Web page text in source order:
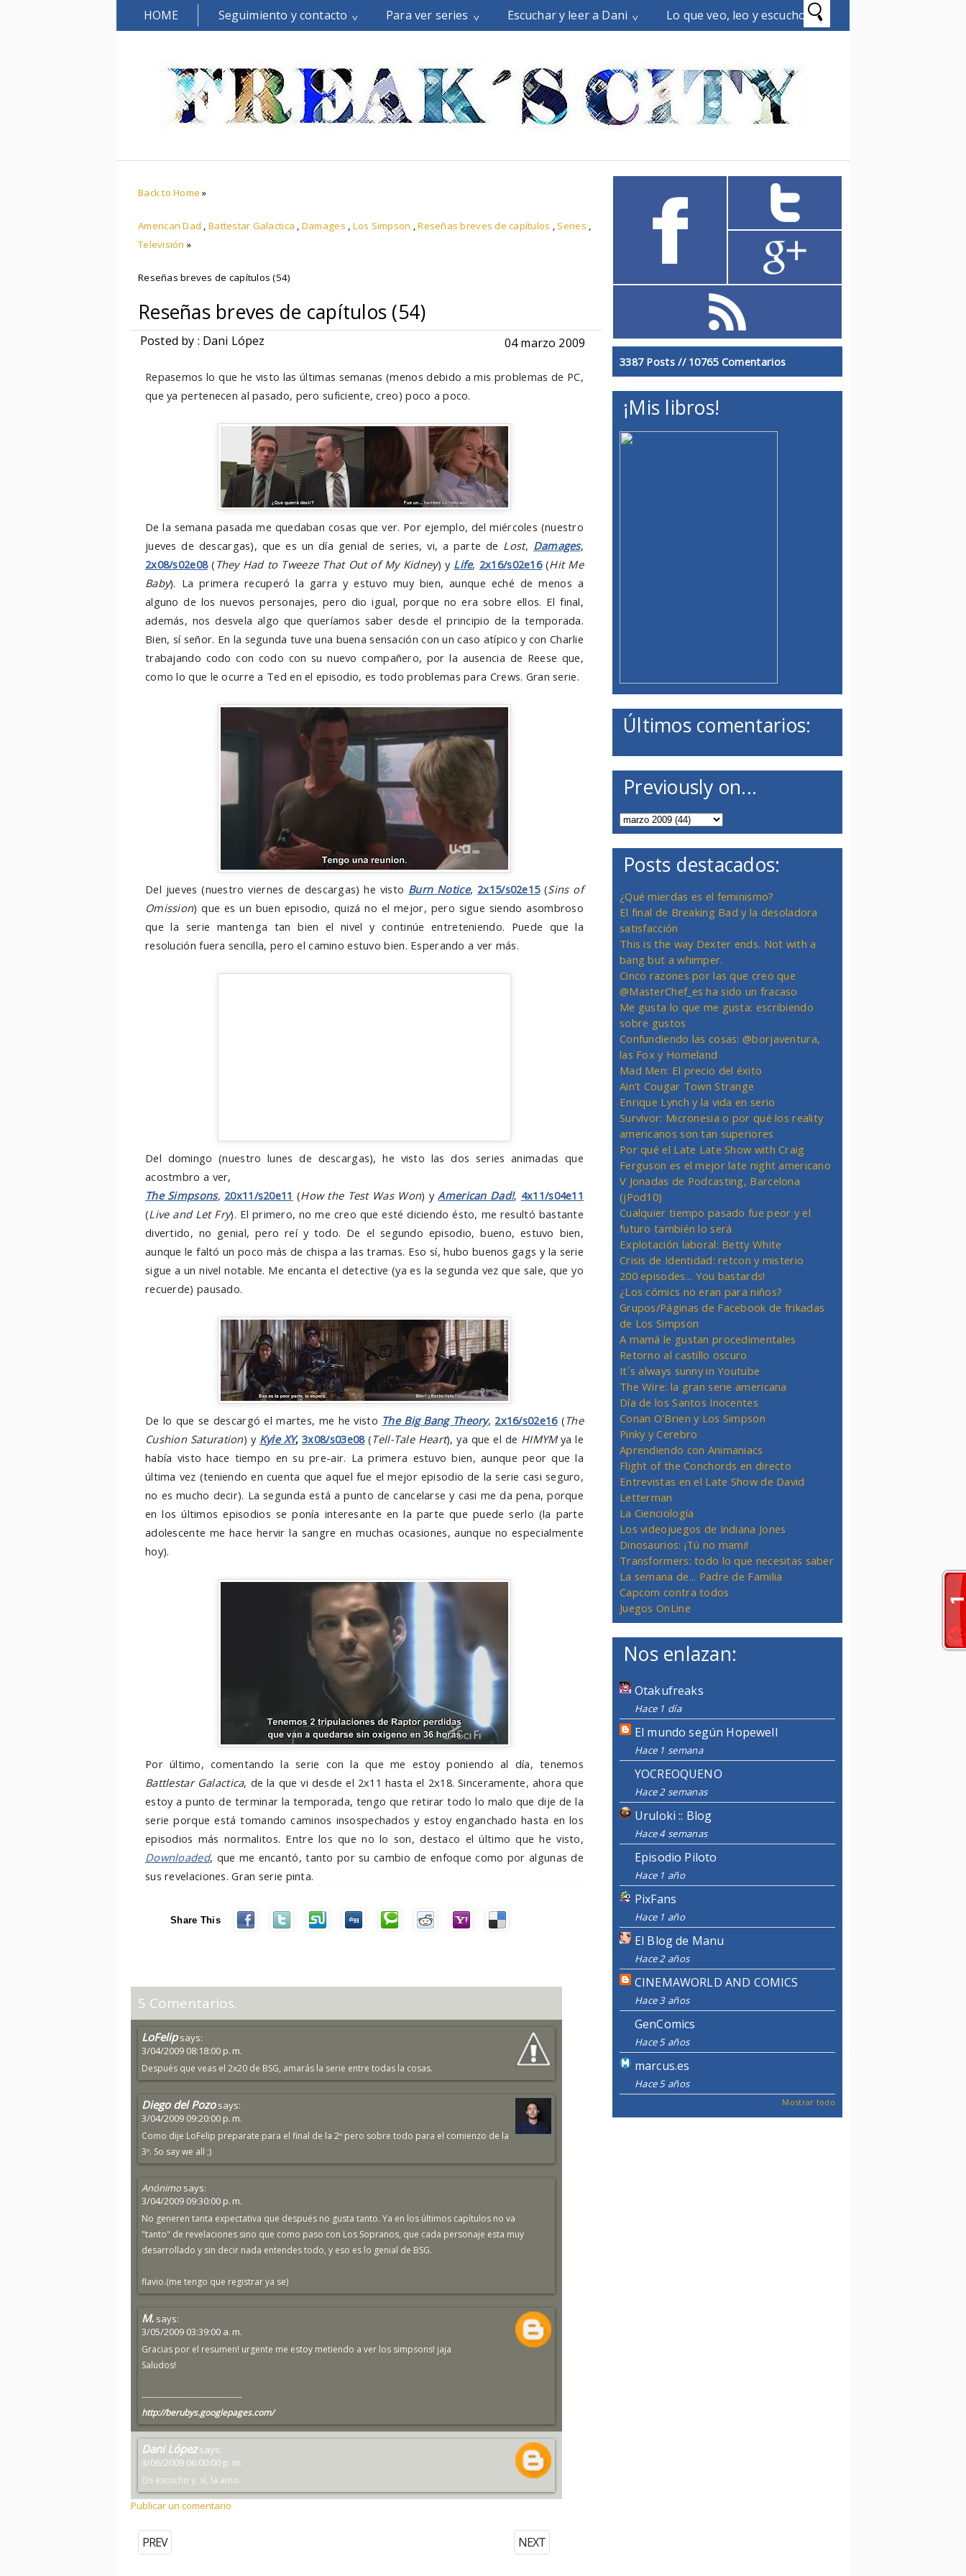
HOME Seguimiento y contacto Para ver series Escuchar y leer a Dani Lo que veo, leo y escucho
Back to Home »
American Dad ,Battestar Galactica , Damages , Los Simpson ,Reseñas breves de capítulos , Series ,
Televisión »
Reseñas breves de capítulos (54)
Reseñas breves de capítulos (54)
Posted by : Dani López 04 marzo 2009
Repasemos lo que he visto las últimas semanas (menos debido a mis problemas de PC,
que ya pertenecen al pasado, pero suficiente, creo) poco a poco.
De la semana pasada me quedaban cosas que ver. Por ejemplo, del miércoles (nuestro
jueves de descargas), que es un día genial de series, vi, a parte de Lost, Damages,
2x08/s02e08( They Had to Tweeze That Out of My Kidney) y Life, 2x16/s02e16(Hit Me
Baby). La primera recuperó la garra y estuvo muy bien, aunque eché de menos a
alguno de los nuevos personajes, pero dio igual, porque no era sobre ellos. El final,
además, nos desvela algo que queríamos saber desde el principio de la temporada.
Bien, sí señor. En la segunda tuve una buena sensación con un caso atípico y con Charlie
trabajando codo con codo con su nuevo compañero, por la ausencia de Reese que,
como lo que le ocurre a Ted en el episodio, es todo problemas para Crews. Gran serie.
Del jueves (nuestro viernes de descargas) he visto Burn Notice, 2x15/s02e15(Sins of
Omission) que es un buen episodio, quizá no el mejor, pero sigue siendo asombroso
que la serie mantenga tan bien el nivel y continúe entreteniendo. Puede que la
resolución fuera sencilla, pero el camino estuvo bien. Esperando a ver más.
Del domingo (nuestro lunes de descargas), he visto las dos series animadas que
acostmbro a ver,
The Simpsons, 20x11/s20e11 (How the Test Was Won) yAmerican Dad!, 4x11/s04e11
(Live and Let Fry). El primero, no me creo que esté diciendo ésto, me resultó bastante
divertido, no genial, pero reí y todo. De el segundo episodio, bueno, estuvo bien,
aunque le faltó un poco más de chispa a las tramas. Eso sí, hubo buenos gags y la serie
sigue a un nivel notable. Me encanta el detective (ya es la segunda vez que sale, que yo
recuerde) pausado.
De lo que se descargó el martes, me he visto The Big Bang Theory, 2x16/s02e16(The
Cushion Saturation) y Kyle XY,3x08/s03e08(Tell-Tale Heart), ya que el de HIMYMya le
había visto hace tiempo en su pre-air. La primera estuvo bien, aunque peor que la
última vez (teniendo en cuenta que aquel fue el mejor episodio de la serie casi seguro,
no es mucho decir). La segunda está a punto de cancelarse y casi me da pena, porque
en los últimos episodios se ponía interesante en la parte que puede serlo (la parte
adolescente me hace hervir la sangre en muchas ocasiones, aunque no especialmente
hoy).
Por último, comentando la serie con la que me estoy poniendo al día, tenemos
Battlestar Galactica, de la que vi desde el 2x11 hasta el 2x18. Sinceramente, ahora que
estoy a punto de terminar la temporada, tengo que retirar todo lo malo que dije de la
serie porque está tomando caminos insospechados y estoy enganchado hasta en los
episodios más normalitos. Entre los que no lo son, destaco el último que he visto,
Downloaded, que me encantó, tanto por su cambio de enfoque como por algunas de
sus revelaciones. Gran serie pinta.
Share This
5 Comentarios.
LoFelip says:
3/04/2009 08:18:00 p. m.
Después que veas el 2x20 de BSG, amarás la serie entre todas la cosas.
Diego del Pozo says:
3/04/2009 09:20:00 p. m.
Como dije LoFelip preparate para el final de la 2º pero sobre todo para el comienzo de la
3º. So say we all ;)
Anónimo says:
3/04/2009 09:30:00 p. m.
No generen tanta expectativa que después no gusta tanto. Ya en los últimos capítulos no va
"tanto" de revelaciones sino que como paso con Los Sopranos, que cada personaje esta muy
desarrollado y sin decir nada entendes todo, y eso es lo genial de BSG.
flavio.(me tengo que registrar ya se)
M. says:
3/05/2009 03:39:00 a. m.
Gracias por el resumen! urgente me estoy metiendo a ver los simpsons! jaja
Saludos!
-----------------------------------
http://berubys.googlepages.com/
Dani López says:
3/06/2009 06:00:00 p. m.
Os escucho y, sí, la amo.
Publicar un comentario
NEXT
PREV
3387 Posts // 10765 Comentarios
¡Mis libros!
Últimos comentarios:
Previously on...
Posts destacados:
¿Qué mierdas es el feminismo?
El final de Breaking Bad y la desoladora
satisfacción
This is the way Dexter ends. Not with a
bang but a whimper.
Cinco razones por las que creo que
@MasterChef_es ha sido un fracaso
Me gusta lo que me gusta: escribiendo
sobre gustos
Confundiendo las cosas: @borjaventura,
las Fox y Homeland
Mad Men: El precio del éxito
Ain’t Cougar Town Strange
Enrique Lynch y la vida en serio
Survivor: Micronesia o por qué los reality
americanos son tan superiores
Por qué el Late Late Show with Craig
Ferguson es el mejor late night americano
V Jonadas de Podcasting, Barcelona
(jPod10)
Cualquier tiempo pasado fue peor y el
futuro también lo será
Explotación laboral: Betty White
Crisis de Identidad: retcon y misterio
200 episodes... You bastards!
¿Los cómics no eran para niños?
Grupos/Páginas de Facebook de frikadas
de Los Simpson
A mamá le gustan procedimentales
Retorno al castillo oscuro
It´s always sunny in Youtube
The Wire: la gran serie americana
Día de los Santos Inocentes
Conan O'Brien y Los Simpson
Pinky y Cerebro
Aprendiendo con Animaniacs
Flight of the Conchords en directo
Entrevistas en el Late Show de David
Letterman
La Cienciología
Los videojuegos de Indiana Jones
Dinosaurios: ¡Tú no mami!
Transformers: todo lo que necesitas saber
La semana de... Padre de Familia
Capcom contra todos
Juegos OnLine
Nos enlazan:
Otakufreaks
Hace 1 día
El mundo según Hopewell
Hace 1 semana
YOCREOQUENO
Hace 2 semanas
Uruloki :: Blog
Hace 4 semanas
Episodio Piloto
Hace 1 año
PixFans
Hace 1 año
El Blog de Manu
Hace 2 años
CINEMAWORLD AND COMICS
Hace 3 años
GenComics
Hace 5 años
marcus.es
Hace 5 años
Mostrar todo